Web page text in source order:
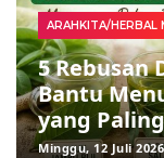
ARAHKITA/HERBAL
5 Rebusan
Bantu
yang
Minggu, 12 Juli